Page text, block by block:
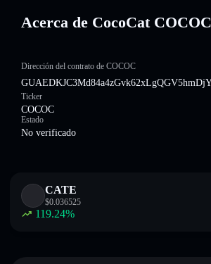
Acerca de CocoCat COCOC
Dirección del contrato de COCOC
Ticker
COCOC
Estado
No verificado
CATE
$0.036525
119.24%